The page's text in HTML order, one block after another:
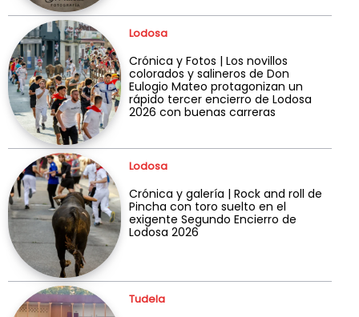
Lodosa
Crónica y Fotos | Los novillos
colorados y salineros de Don
Eulogio Mateo protagonizan un
rápido tercer encierro de Lodosa
2026 con buenas carreras
Lodosa
Crónica y galería | Rock and roll de
Pincha con toro suelto en el
exigente Segundo Encierro de
Lodosa 2026
Tudela